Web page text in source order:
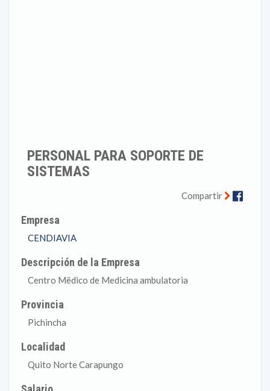
PERSONAL PARA SOPORTE DE
SISTEMAS
Compartir
Empresa
CENDIAVIA
Descripción de la Empresa
Centro Mëdico de Medicina ambulatoria
Provincia
Pichincha
Localidad
Quito Norte Carapungo